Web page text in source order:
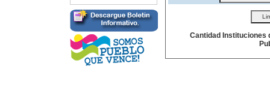
Cantidad Instituciones